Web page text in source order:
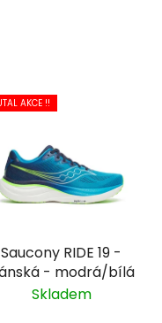
AKCE !!
Saucony RIDE 19 -
- modrá/bílá
Skladem